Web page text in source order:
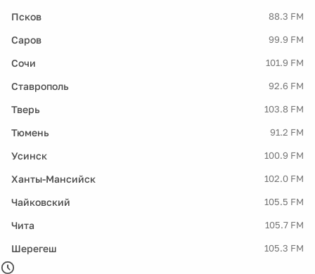
Псков 88.3 FM
Саров 99.9 FM
Сочи 101.9 FM
Ставрополь 92.6 FM
Тверь 103.8 FM
Тюмень 91.2 FM
Усинск 100.9 FM
Ханты-Мансийск 102.0 FM
Чайковский 105.5 FM
Чита 105.7 FM
Шерегеш 105.3 FM